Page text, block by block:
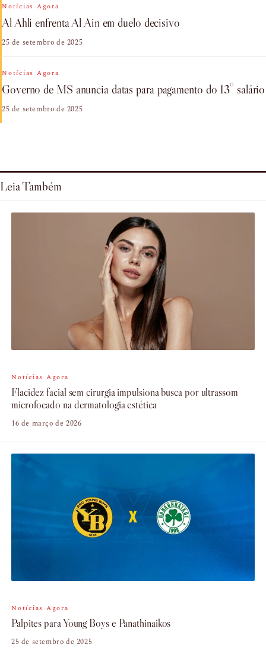
Notícias Agora
Al Ahli enfrenta Al Ain em duelo decisivo
25 de setembro de 2025
Notícias Agora
Governo de MS anuncia datas para pagamento do 13° salário
25 de setembro de 2025
Leia Também
Notícias Agora
Flacidez facial sem cirurgia impulsiona busca por ultrassom
microfocado na dermatologia estética
16 de março de 2026
Notícias Agora
Palpites para Young Boys e Panathinaikos
25 de setembro de 2025